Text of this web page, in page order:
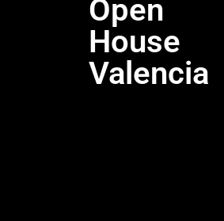
Open
House
Valencia